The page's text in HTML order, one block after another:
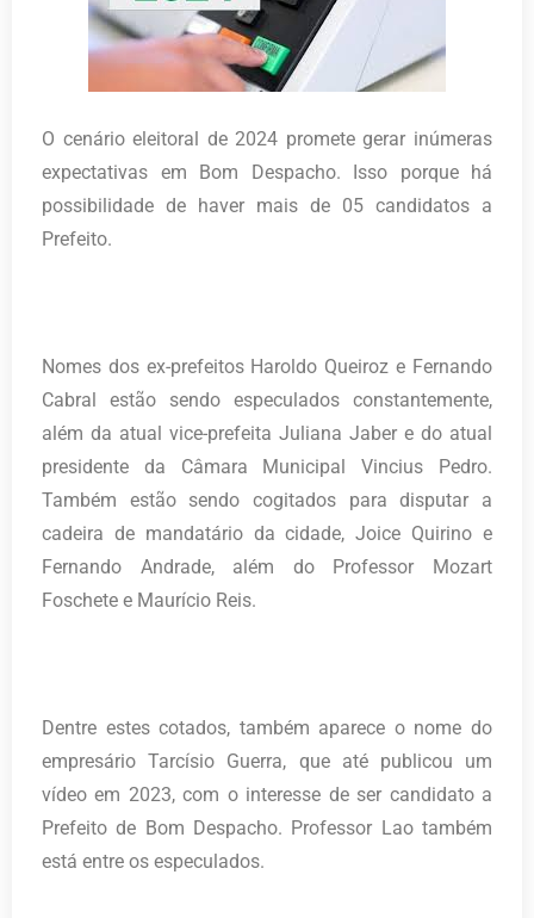
O cenário eleitoral de 2024 promete gerar inúmeras
expectativas em Bom Despacho. Isso porque há
possibilidade de haver mais de 05 candidatos a
Prefeito.
Nomes dos ex-prefeitos Haroldo Queiroz e Fernando
Cabral estão sendo especulados constantemente,
além da atual vice-prefeita Juliana Jaber e do atual
presidente da Câmara Municipal Vincius Pedro.
Também estão sendo cogitados para disputar a
cadeira de mandatário da cidade, Joice Quirino e
Fernando Andrade, além do Professor Mozart
Foschete e Maurício Reis.
Dentre estes cotados, também aparece o nome do
empresário Tarcísio Guerra, que até publicou um
vídeo em 2023, com o interesse de ser candidato a
Prefeito de Bom Despacho. Professor Lao também
está entre os especulados.